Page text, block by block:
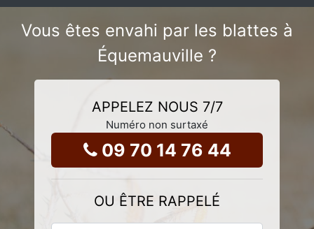
Vous êtes envahi par les blattes à
Équemauville ?
APPELEZ NOUS 7/7
Numéro non surtaxé
09 70 14 76 44
OU ÊTRE RAPPELÉ